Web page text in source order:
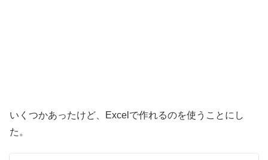
いくつかあったけど、Excelで作れるのを使うことにし
た。